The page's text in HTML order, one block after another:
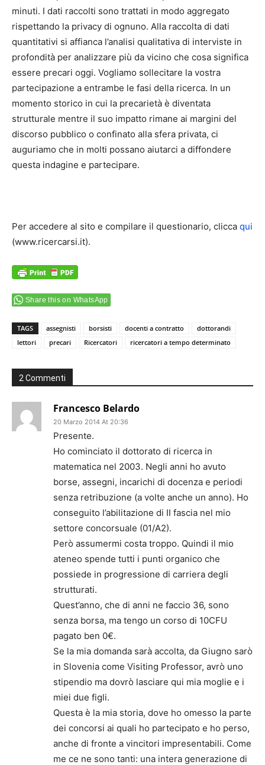
minuti. I dati raccolti sono trattati in modo aggregato
rispettando la privacy di ognuno. Alla raccolta di dati
quantitativi si affianca l’analisi qualitativa di interviste in
profondità per analizzare più da vicino che cosa significa
essere precari oggi. Vogliamo sollecitare la vostra
partecipazione a entrambe le fasi della ricerca. In un
momento storico in cui la precarietà è diventata
strutturale mentre il suo impatto rimane ai margini del
discorso pubblico o confinato alla sfera privata, ci
auguriamo che in molti possano aiutarci a diffondere
questa indagine e partecipare.
Per accedere al sito e compilare il questionario, clicca qui
(www.ricercarsi.it).
Share this on WhatsApp
TAGS assegnisti borsisti docenti a contratto
dottorandi
lettori
precari Ricercatori ricercatori a tempo determinato
2 Commenti
Francesco Belardo
20 Marzo 2014 At 20:36
Presente.
Ho cominciato il dottorato di ricerca in
matematica nel 2003. Negli anni ho avuto
borse, assegni, incarichi di docenza e periodi
senza retribuzione (a volte anche un anno). Ho
conseguito l’abilitazione di II fascia nel mio
settore concorsuale (01/A2).
Però assumermi costa troppo. Quindi il mio
ateneo spende tutti i punti organico che
possiede in progressione di carriera degli
strutturati.
Quest’anno, che di anni ne faccio 36, sono
senza borsa, ma tengo un corso di 10CFU
pagato ben 0€.
Se la mia domanda sarà accolta, da Giugno sarò
in Slovenia come Visiting Professor, avrò uno
stipendio ma dovrò lasciare qui mia moglie e i
miei due figli.
Questa è la mia storia, dove ho omesso la parte
dei concorsi ai quali ho partecipato e ho perso,
anche di fronte a vincitori impresentabili. Come
me ce ne sono tanti: una intera generazione di